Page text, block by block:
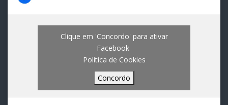
Clique em 'Concordo' para ativar
Facebook
Política de Cookies
Concordo